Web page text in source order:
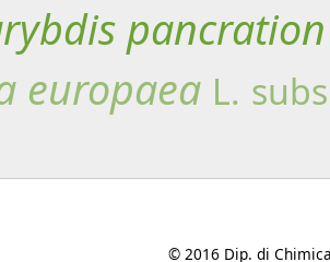
pancration
europaea L.
© 2016 Dip. di